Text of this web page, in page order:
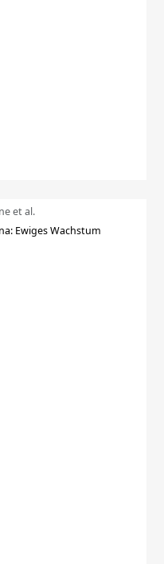
et al.
Ewiges Wachstum